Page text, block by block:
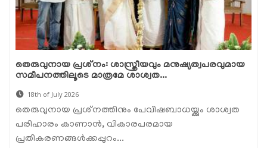
തെരുവുനായ പ്രശ്‌നം: ശാസ്ത്രീയവും മനുഷ്യത്വപരവുമായ
സമീപനത്തിലൂടെ മാത്രമേ ശാശ്വത...
18th of July 2026
തെരുവുനായ പ്രശ്‌നത്തിനും പേവിഷബാധയ്ക്കും ശാശ്വത
പരിഹാരം കാണാന്‍, വികാരപരമായ
പ്രതികരണങ്ങള്‍ക്കപ്പുറം...